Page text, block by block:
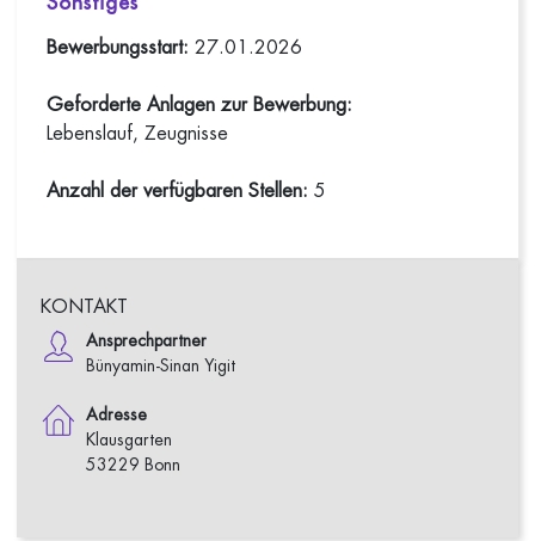
Bewerbungsstart:27.01.2026
Geforderte Anlagen zur Bewerbung:
Lebenslauf, Zeugnisse
Anzahl der verfügbaren Stellen:5
KONTAKT
Ansprechpartner
Bünyamin-Sinan Yigit
Adresse
Klausgarten
53229 Bonn